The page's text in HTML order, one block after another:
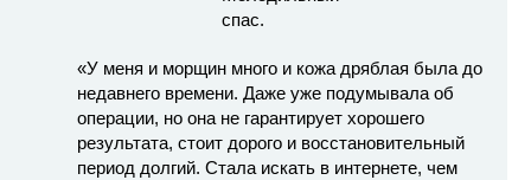
«У меня и морщин много и кожа дряблая была до
недавнего времени. Даже уже подумывала об
операции, но она не гарантирует хорошего
результата, стоит дорого и восстановительный
период долгий. Стала искать в интернете, чем